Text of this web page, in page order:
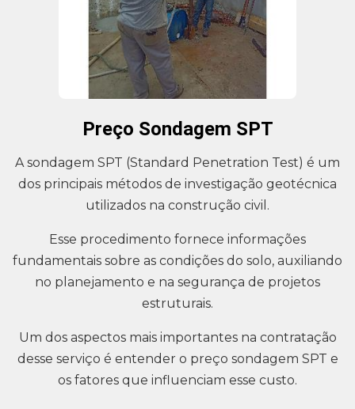
Preço Sondagem SPT
A sondagem SPT (Standard Penetration Test) é um
dos principais métodos de investigação geotécnica
utilizados na construção civil.
Esse procedimento fornece informações
fundamentais sobre as condições do solo, auxiliando
no planejamento e na segurança de projetos
estruturais.
Um dos aspectos mais importantes na contratação
desse serviço é entender o preço sondagem SPT e
os fatores que influenciam esse custo.